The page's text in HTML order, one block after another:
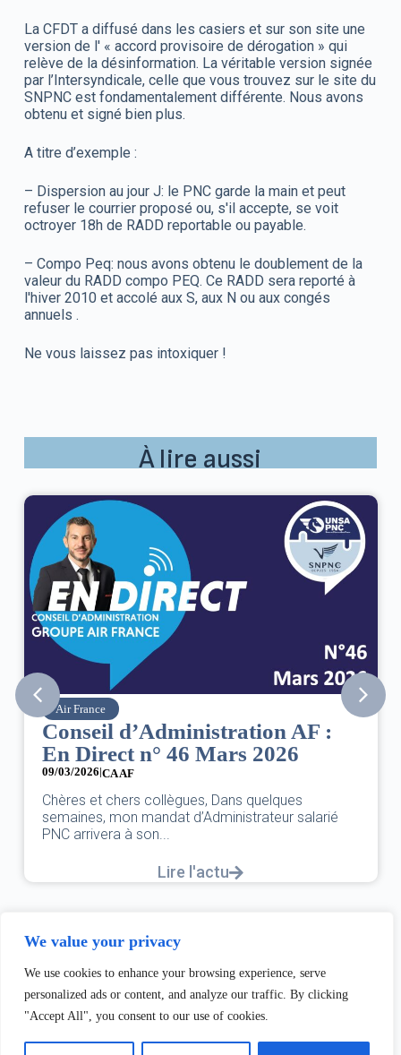
We value your privacy
We use cookies to enhance your browsing experience, serve
personalized ads or content, and analyze our traffic. By clicking
"Accept All", you consent to our use of cookies.
La CFDT a diffusé dans les casiers et sur son site une
version de l' « accord provisoire de dérogation » qui
relève de la désinformation. La véritable version signée
par l’Intersyndicale, celle que vous trouvez sur le site du
SNPNC est fondamentalement différente. Nous avons
obtenu et signé bien plus.
A titre d’exemple :
– Dispersion au jour J: le PNC garde la main et peut
refuser le courrier proposé ou, s'il accepte, se voit
octroyer 18h de RADD reportable ou payable.
– Compo Peq: nous avons obtenu le doublement de la
valeur du RADD compo PEQ. Ce RADD sera reporté à
l'hiver 2010 et accolé aux S, aux N ou aux congés
annuels .
Ne vous laissez pas intoxiquer !
À lire aussi
Air France
Conseil d’Administration AF :
En Direct n° 46 Mars 2026
09/03/2026|CA AF
Chères et chers collègues, Dans quelques
semaines, mon mandat d’Administrateur salarié
PNC arrivera à son...
Lire l'actu